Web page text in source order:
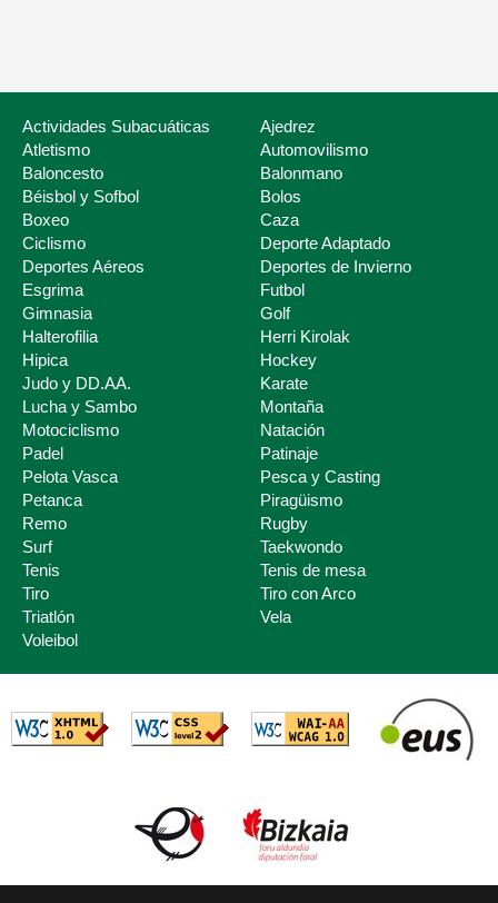
Deporte Escolar
Actividades Subacuáticas
Ajedrez
Atletismo
Automovilismo
Baloncesto
Balonmano
Béisbol y Sofbol
Bolos
Boxeo
Caza
Ciclismo
Deporte Adaptado
Deportes Aéreos
Deportes de Invierno
Esgrima
Futbol
Gimnasia
Golf
Halterofilia
Herri Kirolak
Hipica
Hockey
Judo y DD.AA.
Karate
Lucha y Sambo
Montaña
Motociclismo
Natación
Padel
Patinaje
Pelota Vasca
Pesca y Casting
Petanca
Piragüismo
Remo
Rugby
Surf
Taekwondo
Tenis
Tenis de mesa
Tiro
Tiro con Arco
Triatlón
Vela
Voleibol